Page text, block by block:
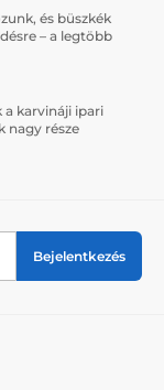
és büszkék
– a legtöbb
a karvináji ipari
nagy része
Bejelentkezés